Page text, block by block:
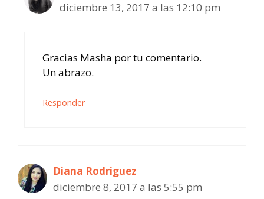
diciembre 13, 2017 a las 12:10 pm
Gracias Masha por tu comentario.
Un abrazo.
Responder
Diana Rodriguez
diciembre 8, 2017 a las 5:55 pm